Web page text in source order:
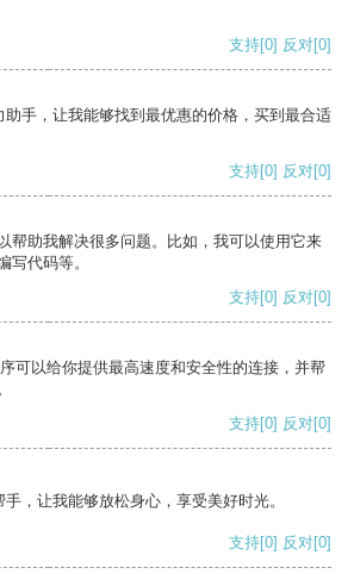
支持[0] 反对[0]
手，让我能够找到最优惠的价格，买到最合适
支持[0] 反对[0]
帮助我解决很多问题。比如，我可以使用它来
写代码等。
支持[0] 反对[0]
可以给你提供最高速度和安全性的连接，并帮
支持[0] 反对[0]
，让我能够放松身心，享受美好时光。
支持[0] 反对[0]